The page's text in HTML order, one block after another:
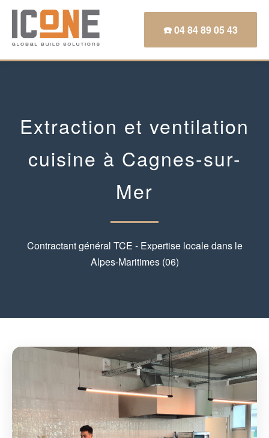
☎️ 04 84 89 05 43
Extraction et ventilation
cuisine à Cagnes-sur-
Mer
Contractant général TCE - Expertise locale dans le
Alpes-Maritimes (06)